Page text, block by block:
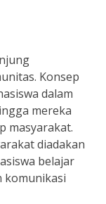
Konsep
dalam
mereka
masyarakat.
diadakan
belajar
komunikasi